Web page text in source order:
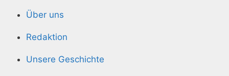
Über uns
Redaktion
Unsere Geschichte